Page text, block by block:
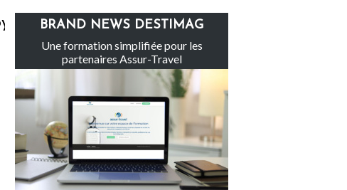
Le groupe Sainte-Claire rachète Eden Tour
BRAND NEWS DESTIMAG
Une formation simplifiée pour les
partenaires Assur-Travel